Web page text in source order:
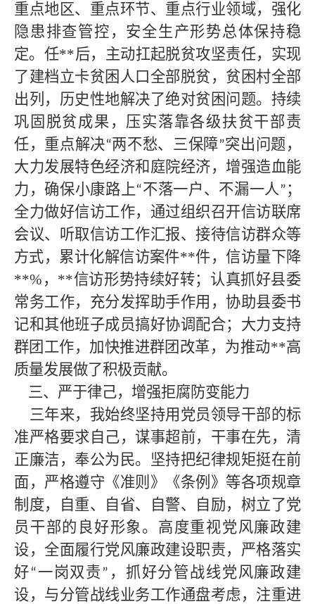
重点地区、重点环节、重点行业领域，强化
隐患排查管控，安全生产形势总体保持稳
定。任**后，主动扛起脱贫攻坚责任，实现
了建档立卡贫困人口全部脱贫，贫困村全部
出列，历史性地解决了绝对贫困问题。持续
巩固脱贫成果，压实落靠各级扶贫干部责
任，重点解决“两不愁、三保障”突出问题，
大力发展特色经济和庭院经济，增强造血能
力，确保小康路上“不落一户、不漏一人”；
全力做好信访工作，通过组织召开信访联席
会议、听取信访工作汇报、接待信访群众等
方式，累计化解信访案件**件，信访量下降
**%， **信访形势持续好转；认真抓好县委
常务工作，充分发挥助手作用，协助县委书
记和其他班子成员搞好协调配合；大力支持
群团工作，加快推进群团改革，为推动**高
质量发展做了积极贡献。
三、严于律己，增强拒腐防变能力
三年来，我始终坚持用党员领导干部的标
准严格要求自己，谋事超前，干事在先，清
正廉洁，奉公为民。坚持把纪律规矩挺在前
面，严格遵守《准则》《条例》等各项规章
制度，自重、自省、自警、自励，树立了党
员干部的良好形象。高度重视党风廉政建
设，全面履行党风廉政建设职责，严格落实
好“一岗双责” ，抓好分管战线党风廉政建
设，与分管战线业务工作通盘考虑，注重进